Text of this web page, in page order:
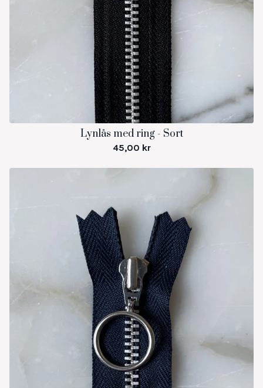
Lynlås med ring - Sort
45,00 kr